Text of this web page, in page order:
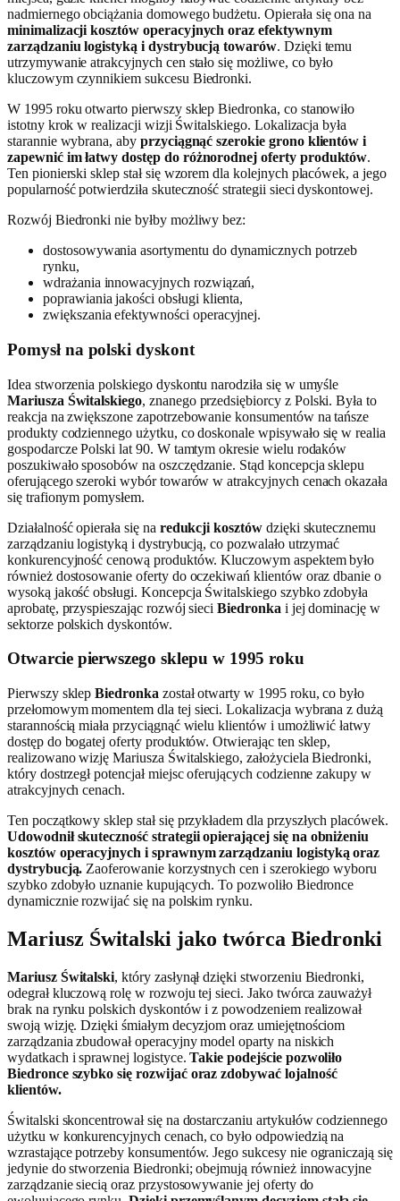
nadmiernego obciążania domowego budżetu. Opierała się ona na
minimalizacji kosztów operacyjnych oraz efektywnym
zarządzaniu logistyką i dystrybucją towarów. Dzięki temu
utrzymywanie atrakcyjnych cen stało się możliwe, co było
kluczowym czynnikiem sukcesu Biedronki.
W 1995 roku otwarto pierwszy sklep Biedronka, co stanowiło
istotny krok w realizacji wizji Świtalskiego. Lokalizacja była
starannie wybrana, aby przyciągnąć szerokie grono klientów i
zapewnić im łatwy dostęp do różnorodnej oferty produktów.
Ten pionierski sklep stał się wzorem dla kolejnych placówek, a jego
popularność potwierdziła skuteczność strategii sieci dyskontowej.
Rozwój Biedronki nie byłby możliwy bez:
dostosowywania asortymentu do dynamicznych potrzeb
rynku,
wdrażania innowacyjnych rozwiązań,
poprawiania jakości obsługi klienta,
zwiększania efektywności operacyjnej.
Pomysł na polski dyskont
Idea stworzenia polskiego dyskontu narodziła się w umyśle
Mariusza Świtalskiego, znanego przedsiębiorcy z Polski. Była to
reakcja na zwiększone zapotrzebowanie konsumentów na tańsze
produkty codziennego użytku, co doskonale wpisywało się w realia
gospodarcze Polski lat 90. W tamtym okresie wielu rodaków
poszukiwało sposobów na oszczędzanie. Stąd koncepcja sklepu
oferującego szeroki wybór towarów w atrakcyjnych cenach okazała
się trafionym pomysłem.
Działalność opierała się na redukcji kosztówdzięki skutecznemu
zarządzaniu logistyką i dystrybucją, co pozwalało utrzymać
konkurencyjność cenową produktów. Kluczowym aspektem było
również dostosowanie oferty do oczekiwań klientów oraz dbanie o
wysoką jakość obsługi. Koncepcja Świtalskiego szybko zdobyła
aprobatę, przyspieszając rozwój sieciBiedronka i jej dominację w
sektorze polskich dyskontów.
Otwarcie pierwszego sklepu w 1995 roku
Pierwszy sklepBiedronka został otwarty w 1995 roku, co było
przełomowym momentem dla tej sieci. Lokalizacja wybrana z dużą
starannością miała przyciągnąć wielu klientów i umożliwić łatwy
dostęp do bogatej oferty produktów. Otwierając ten sklep,
realizowano wizję Mariusza Świtalskiego, założyciela Biedronki,
który dostrzegł potencjał miejsc oferujących codzienne zakupy w
atrakcyjnych cenach.
Ten początkowy sklep stał się przykładem dla przyszłych placówek.
Udowodnił skuteczność strategii opierającej się na obniżeniu
kosztów operacyjnych i sprawnym zarządzaniu logistyką oraz
dystrybucją. Zaoferowanie korzystnych cen i szerokiego wyboru
szybko zdobyło uznanie kupujących. To pozwoliło Biedronce
dynamicznie rozwijać się na polskim rynku.
Mariusz Świtalski jako twórca Biedronki
Mariusz Świtalski, który zasłynął dzięki stworzeniu Biedronki,
odegrał kluczową rolę w rozwoju tej sieci. Jako twórca zauważył
brak na rynku polskich dyskontów i z powodzeniem realizował
swoją wizję. Dzięki śmiałym decyzjom oraz umiejętnościom
zarządzania zbudował operacyjny model oparty na niskich
wydatkach i sprawnej logistyce.Takie podejście pozwoliło
Biedronce szybko się rozwijać oraz zdobywać lojalność
klientów.
Świtalski skoncentrował się na dostarczaniu artykułów codziennego
użytku w konkurencyjnych cenach, co było odpowiedzią na
wzrastające potrzeby konsumentów. Jego sukcesy nie ograniczają się
jedynie do stworzenia Biedronki; obejmują również innowacyjne
zarządzanie siecią oraz przystosowywanie jej oferty do